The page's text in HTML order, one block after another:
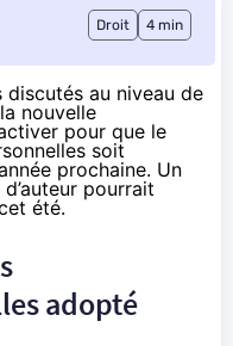
Droit 4 min
au niveau de
nouvelle
pour que le
soit
prochaine. Un
pourrait
été.
adopté